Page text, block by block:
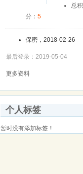
总积
分： 5
保密，2018-02-26
最后登录：2019-05-04
更多资料
个人标签
暂时没有添加标签！